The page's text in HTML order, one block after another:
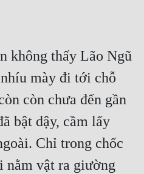
không thấy Lão Ngũ
mày đi tới chỗ
còn chưa đến gần
bật dậy, cầm lấy
Chỉ trong chốc
nằm vật ra giường